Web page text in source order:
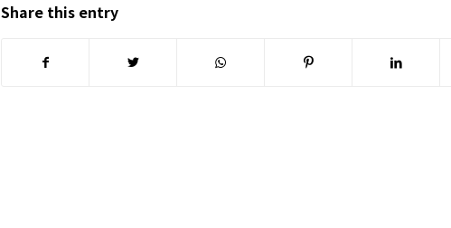
Share this entry